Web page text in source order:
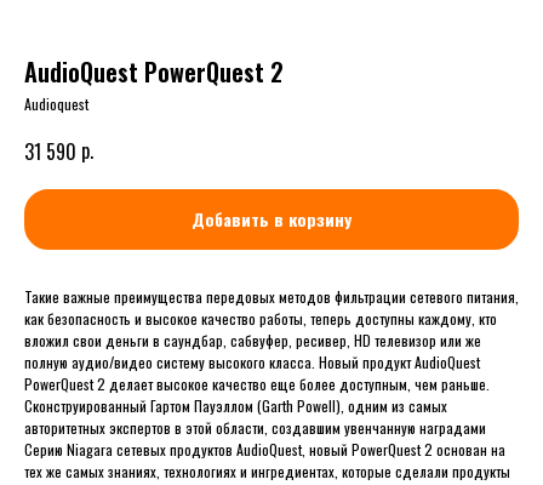
AudioQuest PowerQuest 2
Audioquest
31 590 р.
Добавить в корзину
Такие важные преимущества передовых методов фильтрации сетевого питания,
как безопасность и высокое качество работы, теперь доступны каждому, кто
вложил свои деньги в саундбар, сабвуфер, ресивер, HD телевизор или же
полную аудио/видео систему высокого класса. Новый продукт AudioQuest
PowerQuest 2 делает высокое качество еще более доступным, чем раньше.
Сконструированный Гартом Пауэллом (Garth Powell), одним из самых
авторитетных экспертов в этой области, создавшим увенчанную наградами
Серию Niagara сетевых продуктов AudioQuest, новый PowerQuest 2 основан на
тех же самых знаниях, технологиях и ингредиентах, которые сделали продукты